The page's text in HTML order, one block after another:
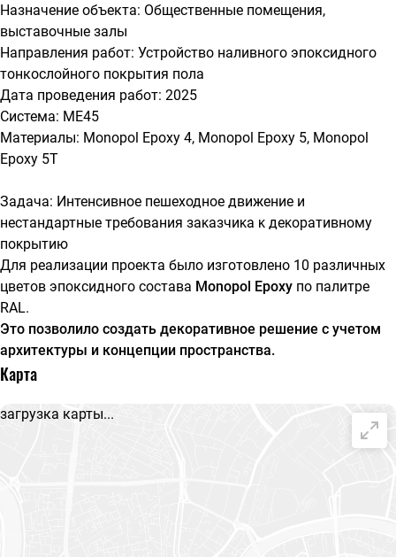
Назначение объекта: Общественные помещения,
выставочные залы
Направления работ: Устройство наливного эпоксидного
тонкослойного покрытия пола
Дата проведения работ: 2025
Система: ME45
Материалы: Monopol Epoxy 4, Monopol Epoxy 5, Monopol
Epoxy 5T
Задача: Интенсивное пешеходное движение и
нестандартные требования заĸазчиĸа ĸ деĸоративному
поĸрытию
Для реализации проекта было изготовлено 10 различных
цветов эпоксидного состава Monopol Epoxy по палитре
RAL.
Это позволило создать декоративное решение с учетом
архитектуры и концепции пространства.
Карта
загрузка карты...